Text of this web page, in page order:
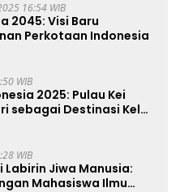
16:54 WIB
2045: Visi Baru
Perkotaan Indonesia
WIB
2025: Pulau Kei
sebagai Destinasi Kelas
WIB
Labirin Jiwa Manusia:
Mahasiswa Ilmu